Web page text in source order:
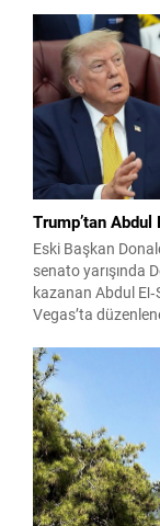
arasındaki iş
konuları detaylı
ülkelerle ilişkilerin
üzerinde mutabık
ilişkilerine...
Trump’tan Abdul
Eski Başkan
senato yarışında
kazanan Abdul
Vegas’ta
karşı olumsuz
suçladı ve onu
Trump,
nefret ettiğini” öne